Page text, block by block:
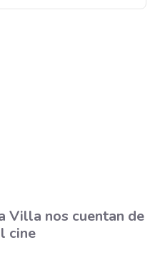
Villa nos cuentan de
cine